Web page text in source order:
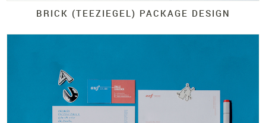
BRICK (TEEZIEGEL) PACKAGE DESIGN